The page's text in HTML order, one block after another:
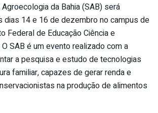
da Bahia (SAB) será
dias 14 e 16 de dezembro no campus de
Federal de Educação Ciência e
SAB é um evento realizado com a
a pesquisa e estudo de tecnologias
familiar, capazes de gerar renda e
na produção de alimentos